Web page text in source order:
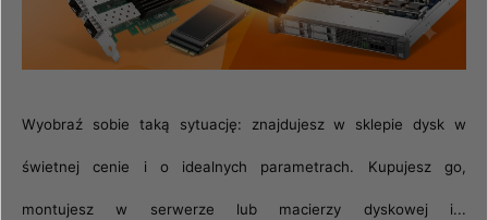
Wyobraź sobie taką sytuację: znajdujesz w sklepie dysk w
świetnej cenie i o idealnych parametrach. Kupujesz go,
montujesz w serwerze lub macierzy dyskowej i...